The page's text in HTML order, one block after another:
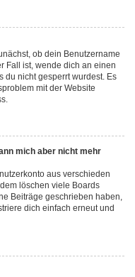
ob dein Benutzername
Fall ist, wende dich an einen
du nicht gesperrt wurdest. Es
mit der Website
mich aber nicht mehr
aus verschieden
löschen viele Boards
Beiträge geschrieben haben,
dich einfach erneut und